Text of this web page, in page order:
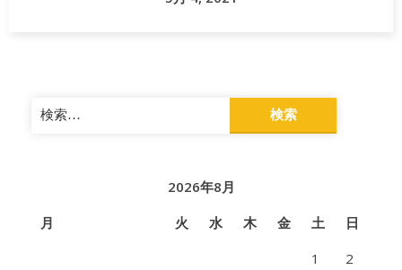
検
索:
2026年8月
月
火 水 木 金 土
日
1
2